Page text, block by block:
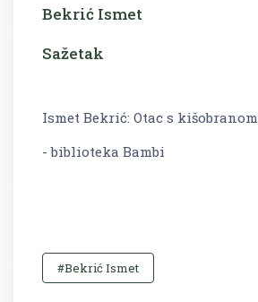
Bekrić Ismet
Sažetak
Ismet Bekrić: Otac s kišobranom
- biblioteka Bambi
#Bekrić Ismet